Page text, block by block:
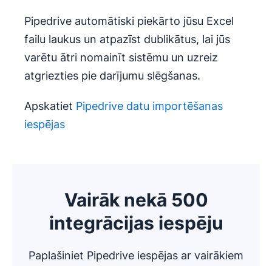
Pipedrive automātiski piekārto jūsu Excel
failu laukus un atpazīst dublikātus, lai jūs
varētu ātri nomainīt sistēmu un uzreiz
atgriezties pie darījumu slēgšanas.
Apskatiet Pipedrive datu importēšanas
iespējas
Vairāk nekā 500
integrācijas iespēju
Paplašiniet Pipedrive iespējas ar vairākiem